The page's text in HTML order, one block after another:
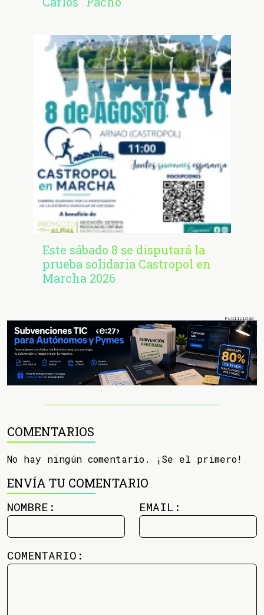
Este sábado 8 se disputará la
prueba solidaria Castropol en
Marcha 2026
COMENTARIOS
No hay ningún comentario. ¡Se el primero!
ENVÍA TU COMENTARIO
NOMBRE: EMAIL:
COMENTARIO: